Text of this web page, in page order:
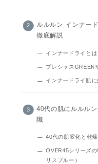
ルルルン インナー
徹底解説
インナードライと
プレシャスGREEN
インナードライ肌
40代の肌にルルル
識
40代の肌変化と乾
OVER45シリーズ
リスブルー）